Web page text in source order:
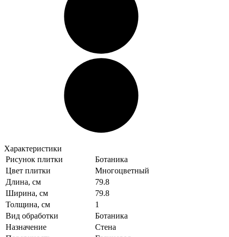
Характеристики
Рисунок плитки
Ботаника
Цвет плитки
Многоцветный
Длина, см
79.8
Ширина, см
79.8
Толщина, см
1
Вид обработки
Ботаника
Назначение
Стена